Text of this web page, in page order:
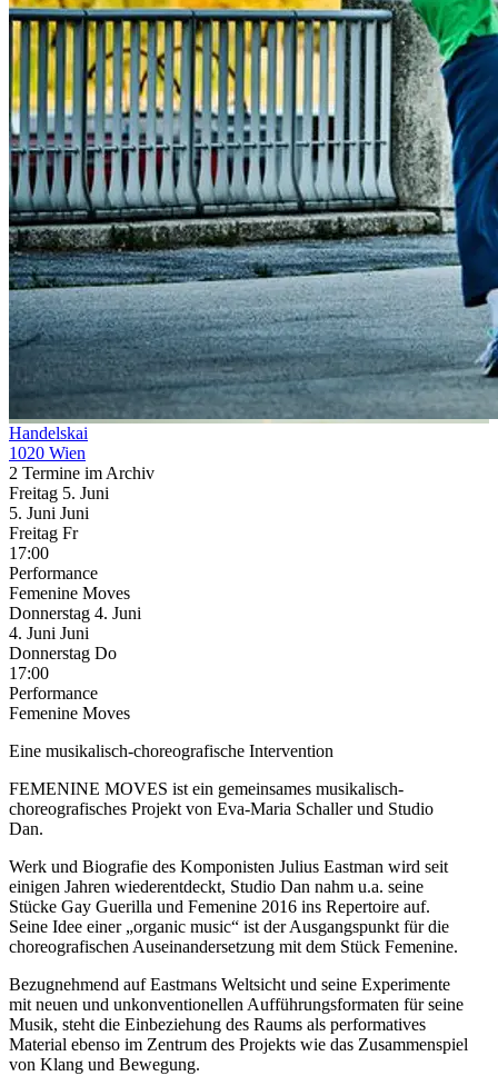
Handelskai
1020 Wien
2 Termine im Archiv
Freitag 5. Juni
5. Juni Juni
Freitag Fr
17:00
Performance
Femenine Moves
Donnerstag 4. Juni
4. Juni Juni
Donnerstag Do
17:00
Performance
Femenine Moves
Eine musikalisch-choreografische Intervention
FEMENINE MOVES ist ein gemeinsames musikalisch-
choreografisches Projekt von Eva-Maria Schaller und Studio
Dan.
Werk und Biografie des Komponisten Julius Eastman wird seit
einigen Jahren wiederentdeckt, Studio Dan nahm u.a. seine
Stücke Gay Guerilla und Femenine 2016 ins Repertoire auf.
Seine Idee einer „organic music“ ist der Ausgangspunkt für die
choreografischen Auseinandersetzung mit dem Stück Femenine.
Bezugnehmend auf Eastmans Weltsicht und seine Experimente
mit neuen und unkonventionellen Aufführungsformaten für seine
Musik, steht die Einbeziehung des Raums als performatives
Material ebenso im Zentrum des Projekts wie das Zusammenspiel
von Klang und Bewegung.